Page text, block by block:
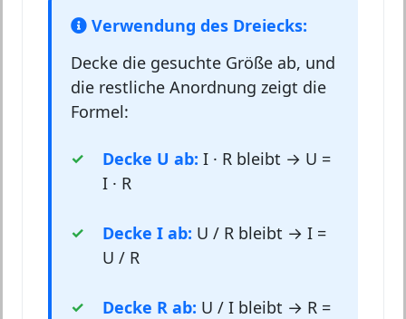
Verwendung des Dreiecks:
Decke die gesuchte Größe ab, und
die restliche Anordnung zeigt die
Formel:
Decke U ab: I · R bleibt → U =
I · R
Decke I ab: U / R bleibt → I =
U / R
Decke R ab: U / I bleibt → R =